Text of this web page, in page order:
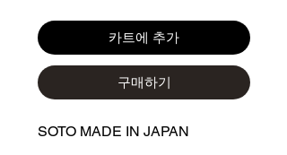
카트에 추가
구매하기
SOTO MADE IN JAPAN